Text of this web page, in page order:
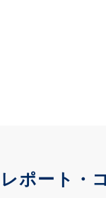
レポート・